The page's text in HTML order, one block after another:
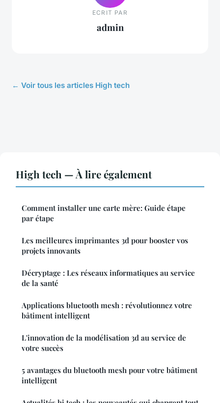
ECRIT PAR
admin
← Voir tous les articles High tech
High tech — À lire également
Comment installer une carte mère: Guide étape
par étape
Les meilleures imprimantes 3d pour booster vos
projets innovants
Décryptage : Les réseaux informatiques au service
de la santé
Applications bluetooth mesh : révolutionnez votre
bâtiment intelligent
L'innovation de la modélisation 3d au service de
votre succès
5 avantages du bluetooth mesh pour votre bâtiment
intelligent